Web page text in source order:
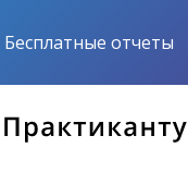
Бесплатные отчеты